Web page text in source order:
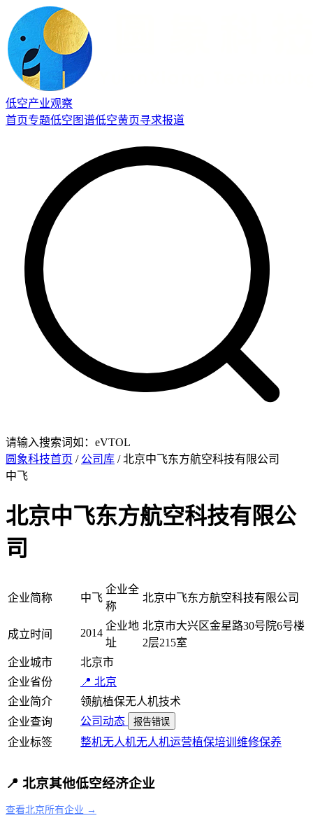
低空产业观察
首页专题低空图谱低空黄页寻求报道
请输入搜索词如：eVTOL
圆象科技首页 / 公司库 / 北京中飞东方航空科技有限公司
中飞
北京中飞东方航空科技有限公
司
企业简称 中飞
企业全
称
北京中飞东方航空科技有限公司
成立时间 2014
企业地
址
北京市大兴区金星路30号院6号楼
2层215室
企业城市
北京市
企业省份
📍 北京
企业简介
领航植保无人机技术
企业查询
公司动态 报告错误
企业标签 整机无人机无人机运营植保培训 维修保养
📍 北京其他低空经济企业
查看北京所有企业 →